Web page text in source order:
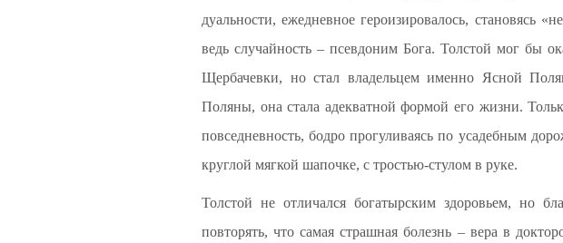
дуальности, ежедневное героизировалось, становясь
ведь случайность – псевдоним Бога. Толстой мог бы
Щербачевки, но стал владельцем именно Ясной
Поляны, она стала адекватной формой его жизни.
повседневность, бодро прогуливаясь по усадебным
круглой мягкой шапочке, с тростью-стулом в руке.
Толстой не отличался богатырским здоровьем, но
повторять, что самая страшная болезнь – вера в